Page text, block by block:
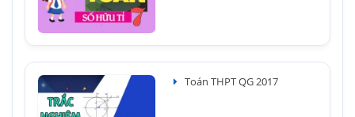
Toán THPT QG 2017